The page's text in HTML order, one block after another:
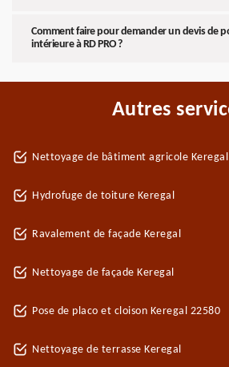
Comment faire pour demander un devis de
intérieure à RD PRO ?
Autres
Nettoyage de bâtiment agricole Keregal
Hydrofuge de toiture Keregal
Ravalement de façade Keregal
Nettoyage de façade Keregal
Pose de placo et cloison Keregal 22580
Nettoyage de terrasse Keregal